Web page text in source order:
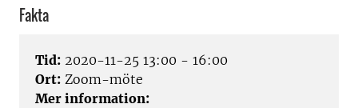
Fakta
Tid: 2020-11-25 13:00 - 16:00
Ort: Zoom-möte
Mer information: